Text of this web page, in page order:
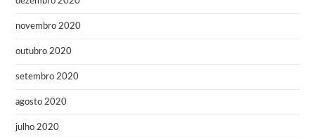
novembro 2020
outubro 2020
setembro 2020
agosto 2020
julho 2020